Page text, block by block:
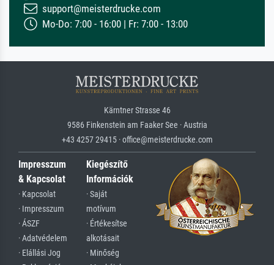
support@meisterdrucke.com
Mo-Do: 7:00 - 16:00 | Fr: 7:00 - 13:00
Kärntner Strasse 46
9586 Finkenstein am Faaker See · Austria
+43 4257 29415 · office@meisterdrucke.com
Impresszum
& Kapcsolat
· Kapcsolat
· Impresszum
· ÁSZF
· Adatvédelem
· Elállási Jog
Kiegészítő
Információk
· Saját
motívum
· Értékesítse
alkotásait
· Minőség